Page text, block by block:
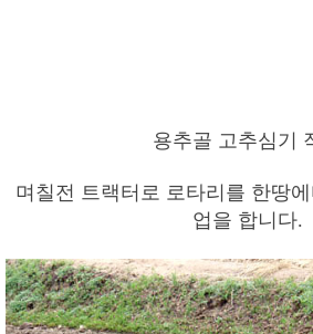
용추골 고추심기
며칠전 트랙터로 로타리를 한땅
업을 합니다.